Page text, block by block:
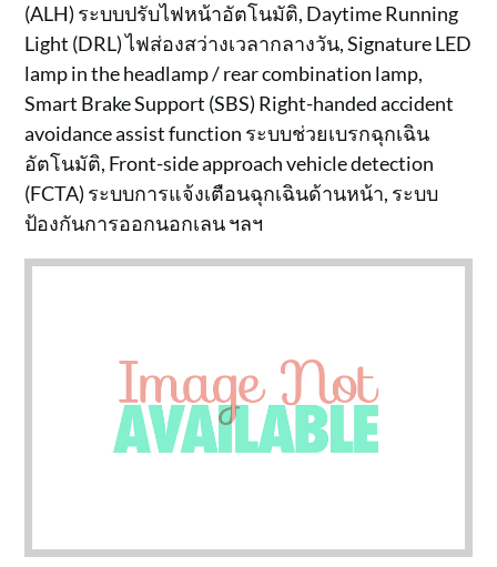
(ALH) ระบบปรับไฟหน้าอัตโนมัติ, Daytime Running
Light (DRL) ไฟส่องสว่างเวลากลางวัน, Signature LED
lamp in the headlamp / rear combination lamp,
Smart Brake Support (SBS) Right-handed accident
avoidance assist function ระบบช่วยเบรกฉุกเฉิน
อัตโนมัติ, Front-side approach vehicle detection
(FCTA) ระบบการแจ้งเตือนฉุกเฉินด้านหน้า, ระบบ
ป้องกันการออกนอกเลน ฯลฯ